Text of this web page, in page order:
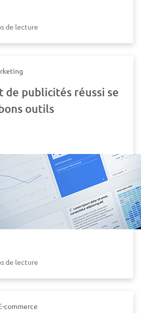
de lecture
de publicités réussi se
outils
de lecture
commerce